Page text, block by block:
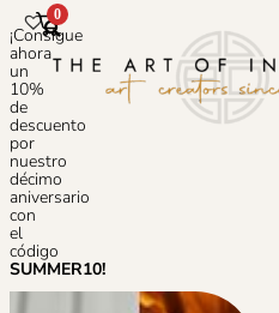
¡Consigue
ahora
un
10%
de
descuento
por
nuestro
décimo
aniversario
con
el
código
SUMMER10!
0